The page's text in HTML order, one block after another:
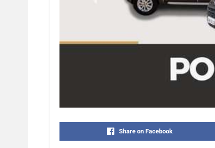
Share on Facebook